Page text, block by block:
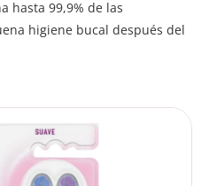
hasta 99,9% de las
higiene bucal después del